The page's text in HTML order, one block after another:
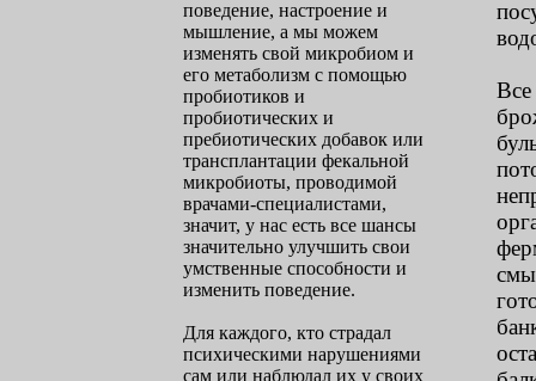
поведение, настроение и
мышление, а мы можем
изменять свой микробиом и
его метаболизм с помощью
пробиотиков и
пробиотических и
пребиотических добавок или
трансплантации фекальной
микробиоты, проводимой
врачами-специалистами,
значит, у нас есть все шансы
значительно улучшить свои
умственные способности и
изменить поведение.
Для каждого, кто страдал
психическими нарушениями
сам или наблюдал их у своих
Все